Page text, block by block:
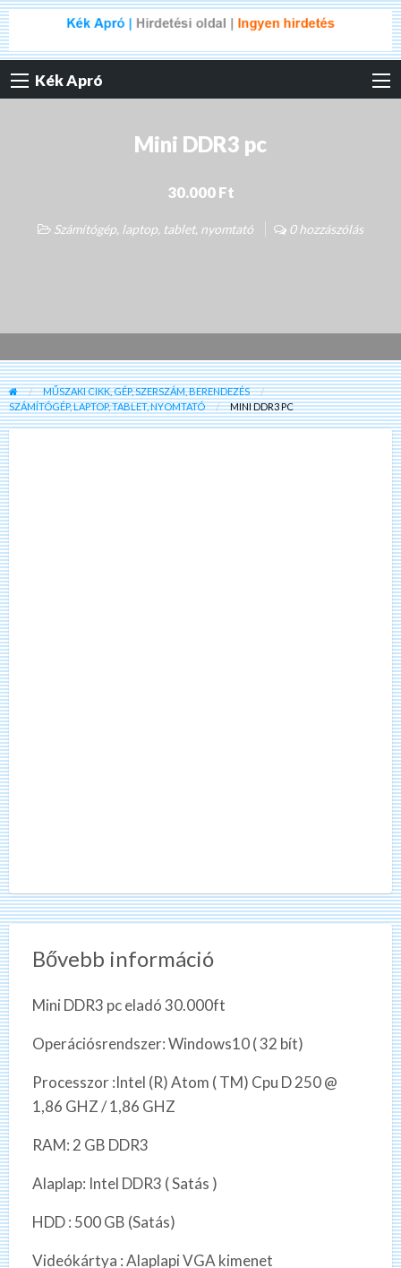
Kék Apró
Mini DDR3 pc
30.000 Ft
Számítógép, laptop, tablet, nyomtató 0 hozzászólás
MŰSZAKI CIKK, GÉP, SZERSZÁM, BERENDEZÉS
SZÁMÍTÓGÉP, LAPTOP, TABLET, NYOMTATÓ
MINI DDR3 PC
Bővebb információ
Mini DDR3 pc eladó 30.000ft
Operációsrendszer: Windows10 ( 32 bít)
Processzor :Intel (R) Atom ( TM) Cpu D 250 @
1,86 GHZ / 1,86 GHZ
RAM: 2 GB DDR3
Alaplap: Intel DDR3 ( Satás )
HDD : 500 GB (Satás)
Videókártya : Alaplapi VGA kimenet